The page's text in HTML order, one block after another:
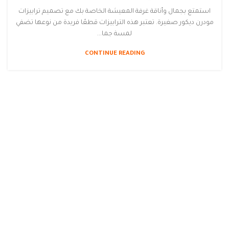
استمتع بجمال وأناقة غرفة المعيشة الخاصة بك مع تصميم ترابيزات
مودرن ديكور صغيرة. تعتبر هذه الترابيزات قطعًا فريدة من نوعها تضفي
لمسة جما...
CONTINUE READING